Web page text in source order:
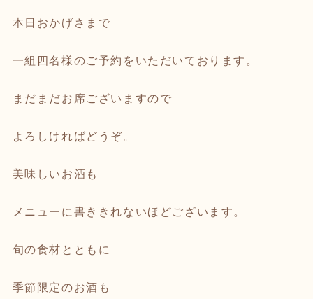
本日おかげさまで
一組四名様のご予約をいただいております。
まだまだお席ございますので
よろしければどうぞ。
美味しいお酒も
メニューに書ききれないほどございます。
旬の食材とともに
季節限定のお酒も